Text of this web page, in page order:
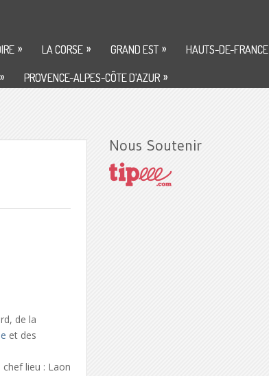
» LA CORSE » GRAND EST » HAUTS-DE-FRANCE
» PROVENCE-ALPES-CÔTE D’AZUR »
de la
et des
lieu : Laon
Nous Soutenir